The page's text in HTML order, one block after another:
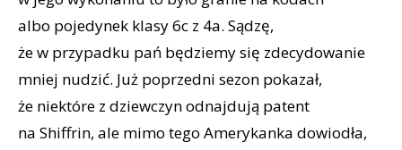
albo pojedynek klasy 6c z 4a. Sądzę,
że w przypadku pań będziemy się zdecydowanie
mniej nudzić. Już poprzedni sezon pokazał,
że niektóre z dziewczyn odnajdują patent
na Shiffrin, ale mimo tego Amerykanka dowiodła,